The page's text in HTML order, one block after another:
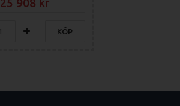
25 908
KÖP